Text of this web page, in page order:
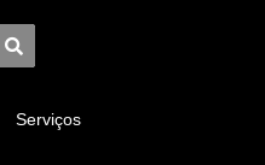
Serviços